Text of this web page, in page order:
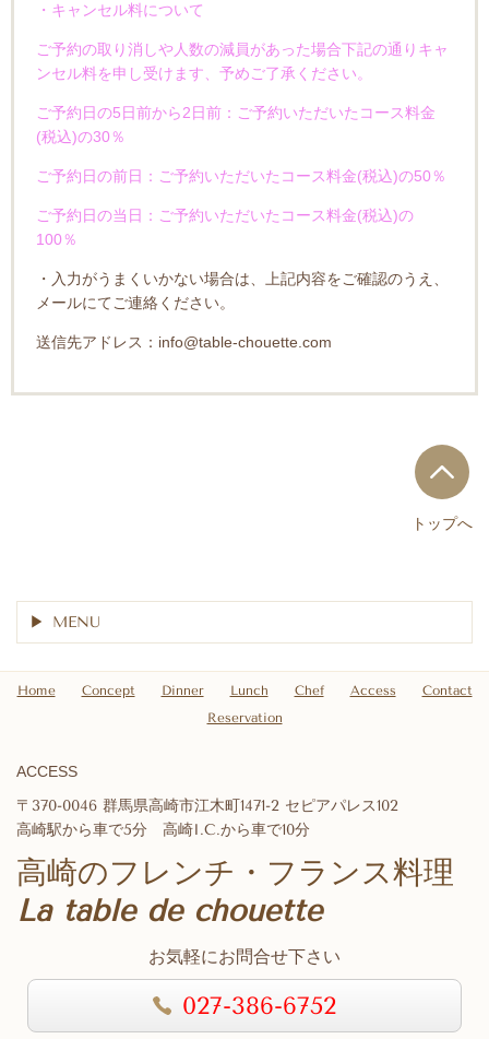
・キャンセル料について
ご予約の取り消しや人数の減員があった場合下記の通りキャ
ンセル料を申し受けます、予めご了承ください。
ご予約日の5日前から2日前：ご予約いただいたコース料金
(税込)の30％
ご予約日の前日：ご予約いただいたコース料金(税込)の50％
ご予約日の当日：ご予約いただいたコース料金(税込)の
100％
・入力がうまくいかない場合は、上記内容をご確認のうえ、
メールにてご連絡ください。
送信先アドレス：info@table-chouette.com
トップへ
MENU
Home Concept Dinner Lunch Chef Access
Contact
Reservation
ACCESS
〒370-0046 群馬県高崎市江木町1471-2 セピアパレス102
高崎駅から車で5分 高崎I.C.から車で10分
高崎のフレンチ・フランス料理
La table de chouette
お気軽にお問合せ下さい
027-386-6752